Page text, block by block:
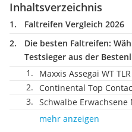
Inhaltsverzeichnis
Faltreifen Vergleich 2026
Die besten Faltreifen:
Testsieger aus der
Maxxis Assegai WT TLR
Continental Top
Schwalbe Erwachsene
mehr anzeigen